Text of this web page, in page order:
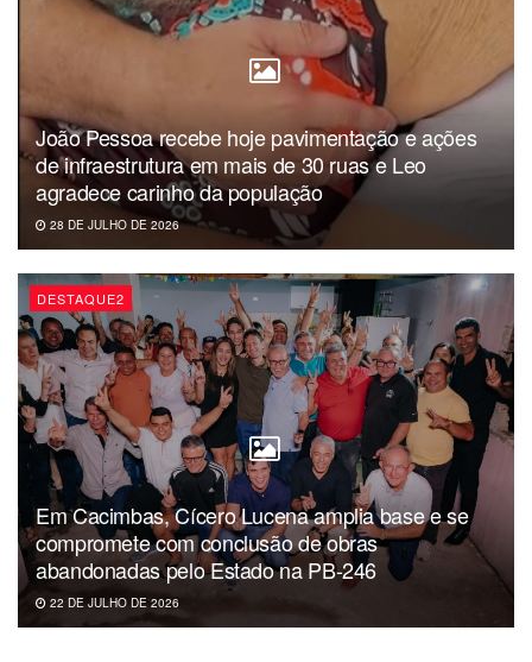
João Pessoa recebe hoje pavimentação e ações
de infraestrutura em mais de 30 ruas e Leo
agradece carinho da população
28 DE JULHO DE 2026
DESTAQUE2
Em Cacimbas, Cícero Lucena amplia base e se
compromete com conclusão de obras
abandonadas pelo Estado na PB-246
22 DE JULHO DE 2026